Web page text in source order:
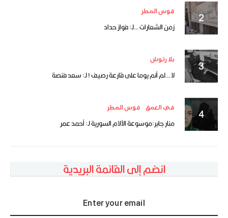
قوس المطر
زمن الشعارات …لـ: فواز حداد
بلا رتوش
لا …لم أنم يوما على قارعة رصيف ! لـ: سعد فنصة
في العمق قوس المطر
منار جابر:موسوعة الآلام السورية لـ: أحمد عمر
انضم إلى القائمة البريدية